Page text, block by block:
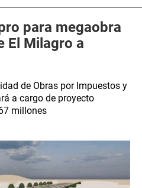
para megaobra
El Milagro a
de Obras por Impuestos y
a cargo de proyecto
millones